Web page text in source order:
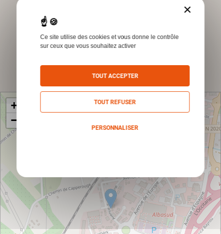
concernant les produits et services Humbert
par e-mail.
*Champs obligatoires
Envoyer
+
−
×
Ce site utilise des cookies et vous donne le contrôle
sur ceux que vous souhaitez activer
TOUT ACCEPTER
TOUT REFUSER
PERSONNALISER